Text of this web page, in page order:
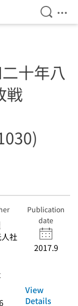
Open
十年八
戦
社
Publication
date
2017.9
View
Details